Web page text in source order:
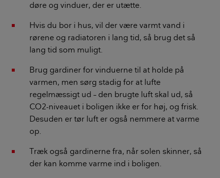
døre og vinduer, der er utætte.
Hvis du bor i hus, vil der være varmt vand i
rørene og radiatoren i lang tid, så brug det så
lang tid som muligt.
Brug gardiner for vinduerne til at holde på
varmen, men sørg stadig for at lufte
regelmæssigt ud – den brugte luft skal ud, så
CO2-niveauet i boligen ikke er for høj, og frisk.
Desuden er tør luft er også nemmere at varme
op.
Træk også gardinerne fra, når solen skinner, så
der kan komme varme ind i boligen.